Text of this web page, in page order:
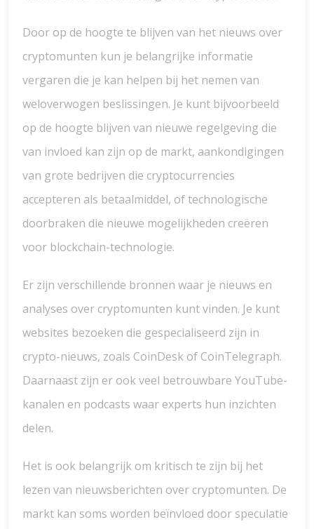
Door op de hoogte te blijven van het nieuws over
cryptomunten kun je belangrijke informatie
vergaren die je kan helpen bij het nemen van
weloverwogen beslissingen. Je kunt bijvoorbeeld
op de hoogte blijven van nieuwe regelgeving die
van invloed kan zijn op de markt, aankondigingen
van grote bedrijven die cryptocurrencies
accepteren als betaalmiddel, of technologische
doorbraken die nieuwe mogelijkheden creëren
voor blockchain-technologie.
Er zijn verschillende bronnen waar je nieuws en
analyses over cryptomunten kunt vinden. Je kunt
websites bezoeken die gespecialiseerd zijn in
crypto-nieuws, zoals CoinDesk of CoinTelegraph.
Daarnaast zijn er ook veel betrouwbare YouTube-
kanalen en podcasts waar experts hun inzichten
delen.
Het is ook belangrijk om kritisch te zijn bij het
lezen van nieuwsberichten over cryptomunten. De
markt kan soms worden beïnvloed door speculatie